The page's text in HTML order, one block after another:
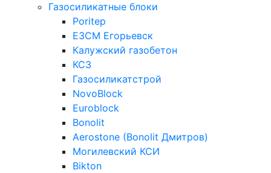
Газосиликатные блоки
Poritep
ЕЗСМ Егорьевск
Калужский газобетон
КСЗ
Газосиликатстрой
NovoBlock
Euroblock
Bonolit
Aerostone (Bonolit Дмитров)
Могилевский КСИ
Bikton